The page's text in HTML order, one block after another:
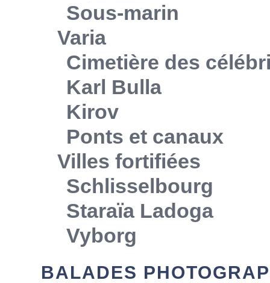
Sous-marin
Varia
Cimetière des
Karl Bulla
Kirov
Ponts et canaux
Villes fortifiées
Schlisselbourg
Staraïa Ladoga
Vyborg
BALADES